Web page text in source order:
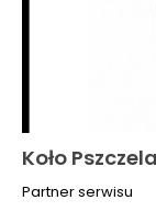
Koło
Partner serwisu